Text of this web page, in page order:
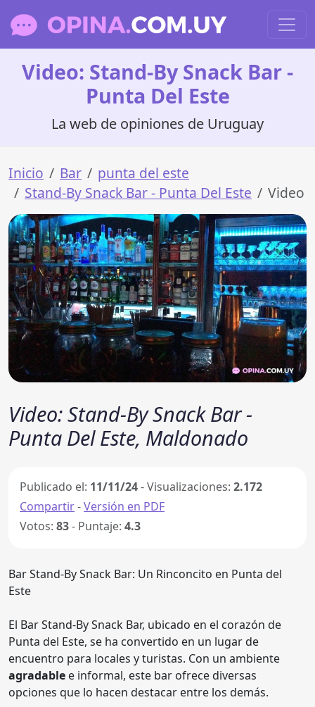
Video: Stand-By Snack Bar -
Punta Del Este
La web de opiniones de Uruguay
Inicio Bar
punta del este
Stand-By Snack Bar - Punta Del Este
Video
Video: Stand-By Snack Bar -
Punta Del Este, Maldonado
Publicado el: 11/11/24- Visualizaciones: 2.172
Compartir-Versión en PDF
Votos: 83- Puntaje: 4.3
Bar Stand-By Snack Bar: Un Rinconcito en Punta del
Este
El Bar Stand-By Snack Bar, ubicado en el corazón de
Punta del Este, se ha convertido en un lugar de
encuentro para locales y turistas. Con un ambiente
agradable e informal, este bar ofrece diversas
opciones que lo hacen destacar entre los demás.